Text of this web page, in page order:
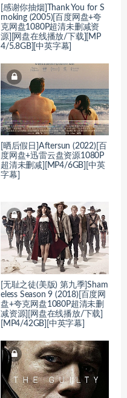
[感谢你抽烟]Thank You for S
moking (2005)[百度网盘+夸
克网盘1080P超清未删减资
源][网盘在线播放/下载][MP
4/5.8GB][中英字幕]
[晒后假日]Aftersun (2022)[百
度网盘+迅雷云盘资源1080P
超清未删减][MP4/6GB][中英
字幕]
[无耻之徒(美版) 第九季]Sham
eless Season 9 (2018)[百度网
盘+夸克网盘1080P超清未删
减资源][网盘在线播放/下载]
[MP4/42GB][中英字幕]